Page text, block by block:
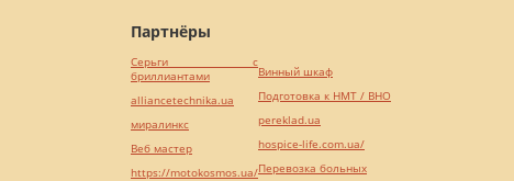
Партнёры
Серьги с
бриллиантами
alliancetechnika.ua
миралинкс
Веб мастер
https://motokosmos.ua/
Винный шкаф
Подготовка к НМТ / ВНО
pereklad.ua
hospice-life.com.ua/
Перевозка больных